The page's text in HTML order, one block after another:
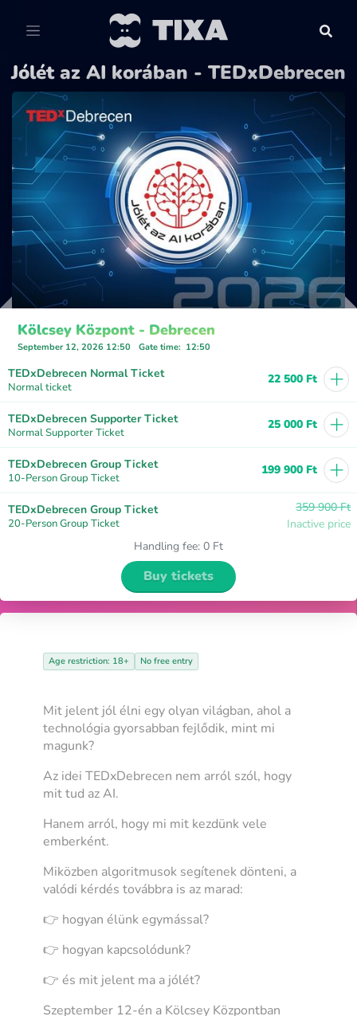
Jólét az AI korában - TEDxDebrecen
Kölcsey Központ - Debrecen
September 12, 2026 12:50 Gate time: 12:50
TEDxDebrecen Normal Ticket
Normal ticket
22 500 Ft +
TEDxDebrecen Supporter Ticket
Normal Supporter Ticket
25 000 Ft +
TEDxDebrecen Group Ticket
10-Person Group Ticket
199 900 Ft +
TEDxDebrecen Group Ticket
20-Person Group Ticket
359 900 Ft
Inactive price
Handling fee: 0 Ft
Buy tickets
Age restriction: 18+ No free entry
Mit jelent jól élni egy olyan világban, ahol a
technológia gyorsabban fejlődik, mint mi
magunk?
Az idei TEDxDebrecen nem arról szól, hogy
mit tud az AI.
Hanem arról, hogy mi mit kezdünk vele
emberként.
Miközben algoritmusok segítenek dönteni, a
valódi kérdés továbbra is az marad:
👉 hogyan élünk egymással?
👉 hogyan kapcsolódunk?
👉 és mit jelent ma a jólét?
Szeptember 12-én a Kölcsey Központban